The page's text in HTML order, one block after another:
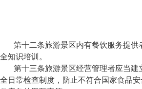
第十二条旅游景区内有餐饮服务提
全知识培训。
第十三条旅游景区经营管理者应当
全日常检查制度，防止不符合国家食品